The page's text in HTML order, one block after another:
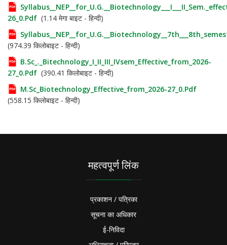
26_0.pdf (1.14 मेगा बाइट - हिन्दी)
(974.39 किलोबाइट - हिन्दी)
B.Sc_._Bitechnology_I_II_III_IVsem_Effective_from_2026-
27_0.pdf (390.41 किलोबाइट - हिन्दी)
M.Sc_Biotechnology_Effective_from_2026-27_0.pdf
(558.15 किलोबाइट - हिन्दी)
महत्वपूर्ण लिंक
प्रकाशन / पत्रिका
सूचना का अधिकार
ई-निविदा